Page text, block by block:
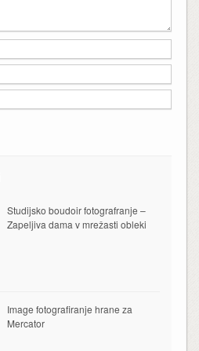
Studijsko boudoir fotografranje –
Zapeljiva dama v mrežasti obleki
Image fotografiranje hrane za
Mercator